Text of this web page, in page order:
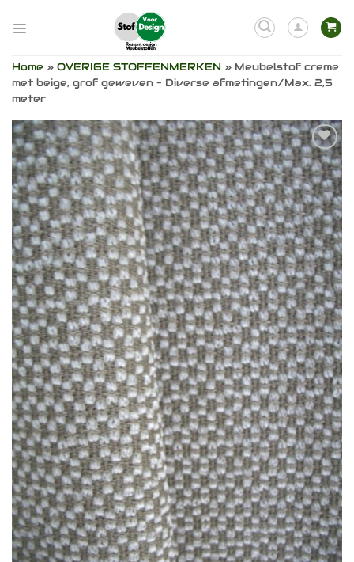
naar
Home » OVERIGE STOFFENMERKEN » Meubelstof creme
met beige, grof geweven – Diverse afmetingen/Max. 2,5
meter
Toevoegen
aan
verlanglijst